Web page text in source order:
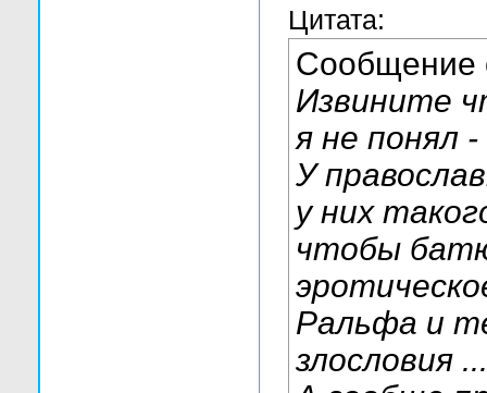
Цитата:
Сообщение
Извините
я не понял
У
у них
чтобы
Ральфа и
злословия